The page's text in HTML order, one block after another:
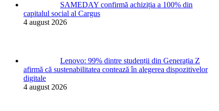
SAMEDAY confirmă achiziția a 100% din
capitalul social al Cargus
4 august 2026
Lenovo: 99% dintre studenții din Generația Z
afirmă că sustenabilitatea contează în alegerea dispozitivelor
digitale
4 august 2026